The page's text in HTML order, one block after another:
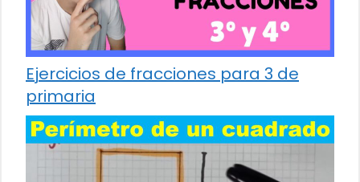
Ejercicios de fracciones para 3 de
primaria